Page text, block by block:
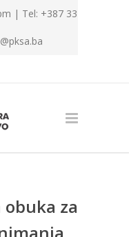
| Tel: +387 33
obuka za